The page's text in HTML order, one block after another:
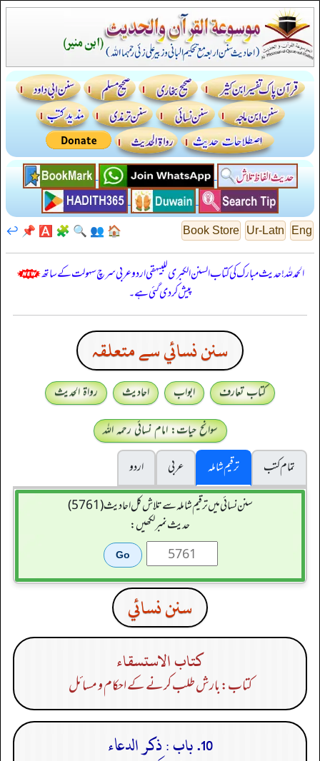
Eng
Ur-Latn
Book Store
🏠
👥
🔍
🧩
🅰️
📌
↩️
الحمدللہ! حدیث مبارک کی کتاب السنن الكبرى للبيهقي اردو عربی سرچ سہولت کے ساتھ
پیش کر دی گئی ہے۔
سنن نسائي سے متعلقہ
کتاب تعارف ابواب احادیث
رواۃ الحدیث
سوانح حیات: امام نسائی رحمہ اللہ
تمام کتب
ترقیم شاملہ عربی
اردو
سنن نسائی میں ترقیم شاملہ سے تلاش کل احادیث (5761)
حدیث نمبر لکھیں:
سنن نسائي
كتاب الاستسقاء
کتاب: بارش طلب کرنے کے احکام و مسائل
10. باب : ذكر الدعاء